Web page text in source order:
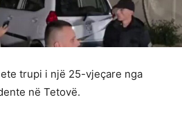
trupi i një 25-vjeçare nga
në Tetovë.